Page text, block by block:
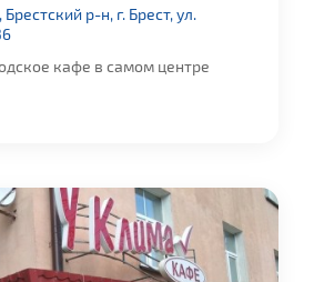
р-н, г. Брест, ул.
кафе в самом центре